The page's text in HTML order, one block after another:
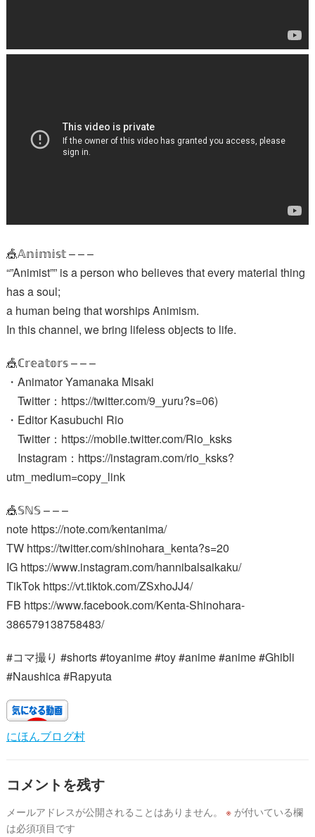
🎪𝔸𝕟𝕚𝕞𝕚𝕤𝕥 – – –
“”Animist”” is a person who believes that every material thing
has a soul;
a human being that worships Animism.
In this channel, we bring lifeless objects to life.
🎪ℂ𝕣𝕖𝕒𝕥𝕠𝕣𝕤 – – –
・Animator Yamanaka Misaki
Twitter：https://twitter.com/9_yuru?s=06)
・Editor Kasubuchi Rio
Twitter：https://mobile.twitter.com/Rio_ksks
Instagram：https://instagram.com/rio_ksks?
utm_medium=copy_link
🎪𝕊ℕ𝕊 – – –
note https://note.com/kentanima/
TW https://twitter.com/shinohara_kenta?s=20
IG https://www.instagram.com/hannibalsaikaku/
TikTok https://vt.tiktok.com/ZSxhoJJ4/
FB https://www.facebook.com/Kenta-Shinohara-
386579138758483/
#コマ撮り #shorts #toyanime #toy #anime #anime #Ghibli
#Naushica #Rapyuta
にほんブログ村
コメントを残す
メールアドレスが公開されることはありません。 ※が付いている欄
は必須項目です